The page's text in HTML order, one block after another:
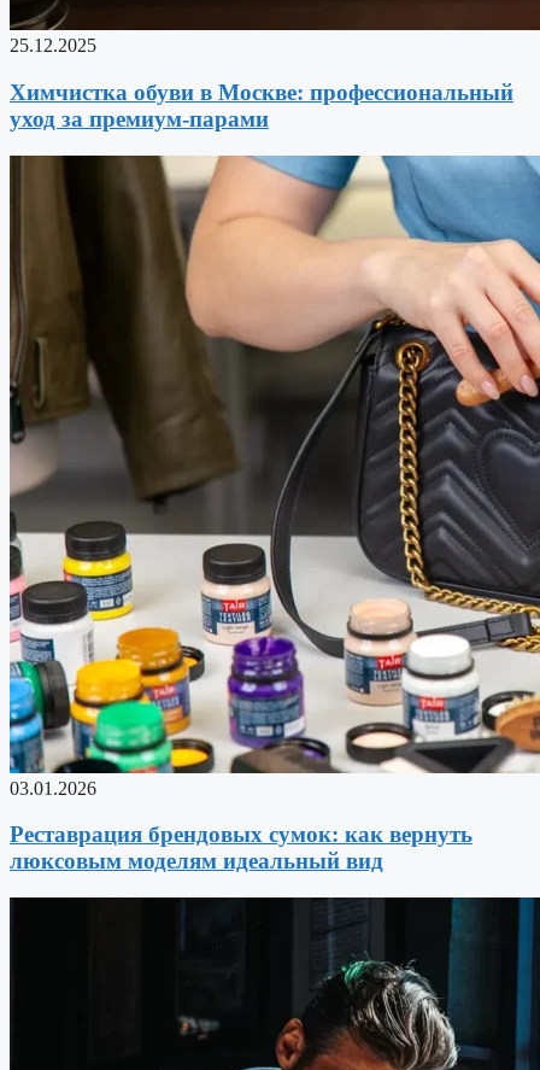
25.12.2025
Химчистка обуви в Москве: профессиональный
уход за премиум-парами
03.01.2026
Реставрация брендовых сумок: как вернуть
люксовым моделям идеальный вид